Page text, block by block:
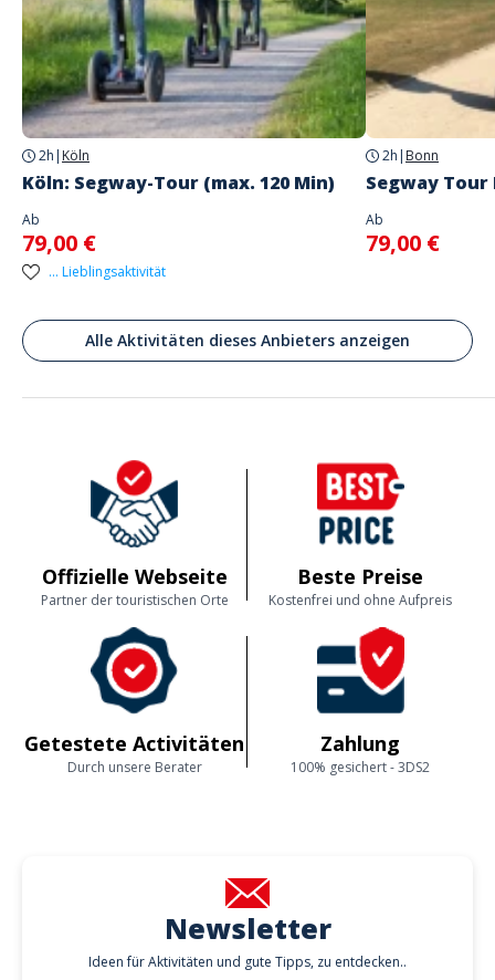
Adresse
Parkplatz Hariksee am Inselschlösschen (gebührenpflichtig)
Wiesenstraße 46F, 41372 Niederkrüchten-Elmpt, Deutschland
app.address.parking
vorhanden
Parkplatz Hariksee am Inselschlösschen (gebührenpflichtig) Fürs Navi:
Wiesenstraße 46F, 41372 Niederkrüchten
2h | Köln
Köln: Segway-Tour (max. 120 Min)
Ab
79,00 €
... Lieblingsaktivität
2h | Bonn
Segway Tour
Ab
79,00 €
Alle Aktivitäten dieses Anbieters anzeigen
Offizielle Webseite
Partner der touristischen Orte
Beste Preise
Kostenfrei und ohne Aufpreis
Getestete Activitäten
Durch unsere Berater
Zahlung
100% gesichert - 3DS2
Newsletter
Ideen für Aktivitäten und gute Tipps, zu entdecken..